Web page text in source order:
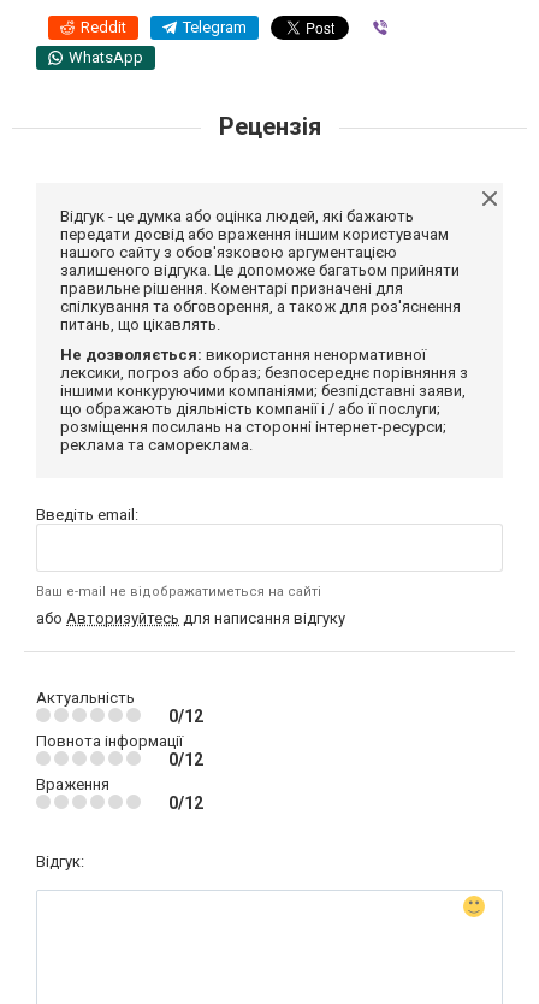
Reddit Telegram
WhatsApp
Рецензія
Відгук - це думка або оцінка людей, які бажають
передати досвід або враження іншим користувачам
нашого сайту з обов'язковою аргументацією
залишеного відгука. Це допоможе багатьом прийняти
правильне рішення. Коментарі призначені для
спілкування та обговорення, а також для роз'яснення
питань, що цікавлять.
Не дозволяється: використання ненормативної
лексики, погроз або образ; безпосереднє порівняння з
іншими конкуруючими компаніями; безпідставні заяви,
що ображають діяльність компанії і / або її послуги;
розміщення посилань на сторонні інтернет-ресурси;
реклама та самореклама.
Введіть email:
Ваш e-mail не відображатиметься на сайті
або Авторизуйтесь для написання відгуку
Актуальність
0/12
Повнота інформації
0/12
Враження
0/12
Відгук: